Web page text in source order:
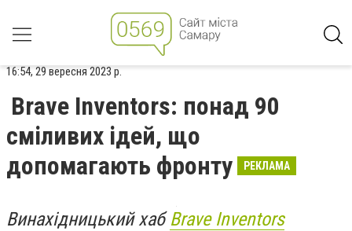
16:54, 29 вересня 2023 р.
Brave Inventors: понад 90
сміливих ідей, що
допомагають фронту
РЕКЛАМА
Винахідницький хабBrave Inventors